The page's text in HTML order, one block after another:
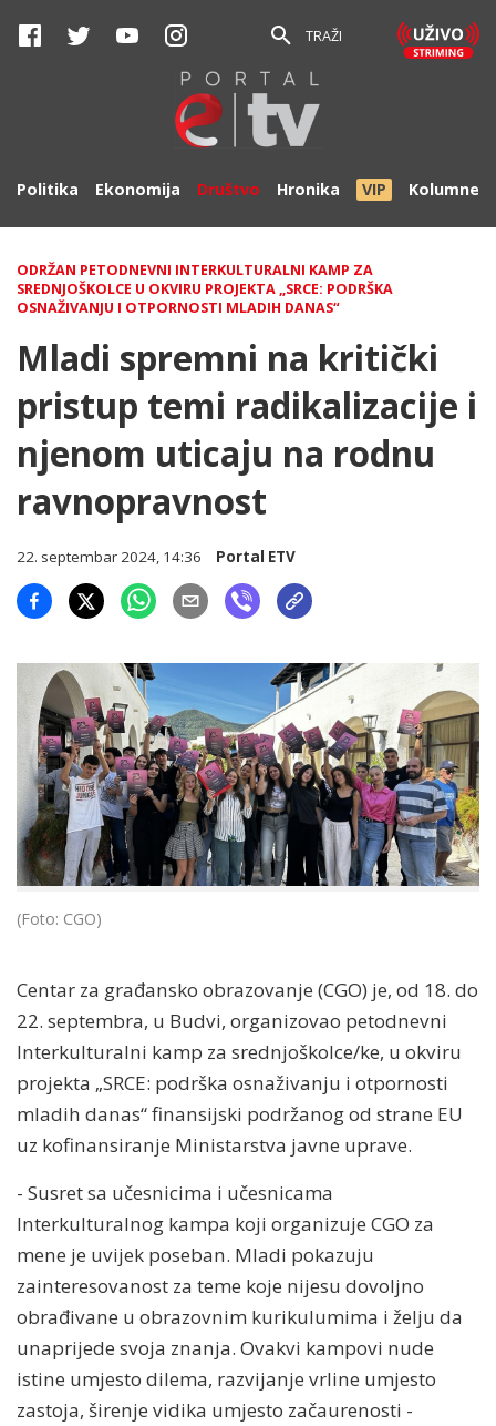
TRAŽI
Politika Ekonomija Društvo Hronika VIP Kolumne
ODRŽAN PETODNEVNI INTERKULTURALNI KAMP ZA
SREDNJOŠKOLCE U OKVIRU PROJEKTA „SRCE: PODRŠKA
OSNAŽIVANJU I OTPORNOSTI MLADIH DANAS“
Mladi spremni na kritički
pristup temi radikalizacije i
njenom uticaju na rodnu
ravnopravnost
22. septembar 2024, 14:36 Portal ETV
(Foto: CGO)
Centar za građansko obrazovanje (CGO) je, od 18. do
22. septembra, u Budvi, organizovao petodnevni
Interkulturalni kamp za srednjoškolce/ke, u okviru
projekta „SRCE: podrška osnaživanju i otpornosti
mladih danas“ finansijski podržanog od strane EU
uz kofinansiranje Ministarstva javne uprave.
- Susret sa učesnicima i učesnicama
Interkulturalnog kampa koji organizuje CGO za
mene je uvijek poseban. Mladi pokazuju
zainteresovanost za teme koje nijesu dovoljno
obrađivane u obrazovnim kurikulumima i želju da
unaprijede svoja znanja. Ovakvi kampovi nude
istine umjesto dilema, razvijanje vrline umjesto
zastoja, širenje vidika umjesto začaurenosti -